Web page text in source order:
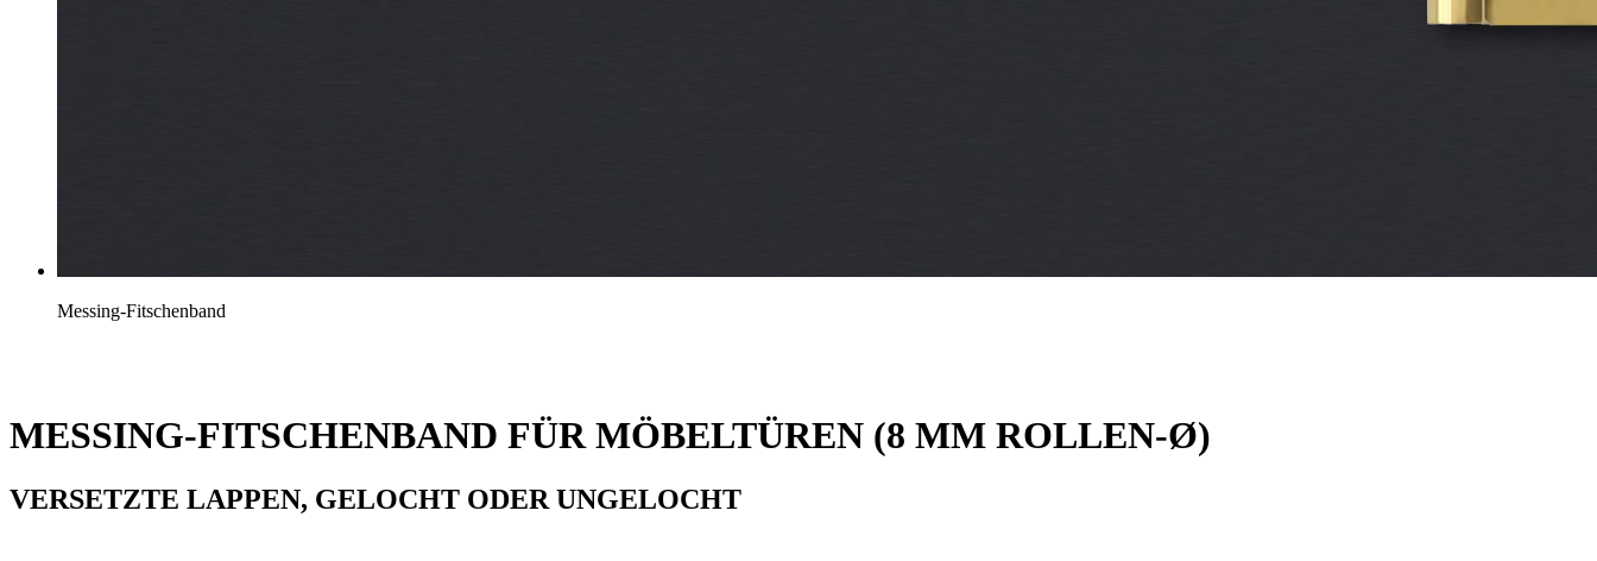
Messing-Fitschenband
MESSING-FITSCHENBAND FÜR MÖBELTÜREN (8 MM ROLLEN-Ø)
VERSETZTE LAPPEN, GELOCHT ODER UNGELOCHT